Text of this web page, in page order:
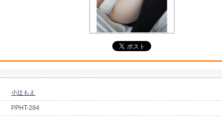
小辻もえ
PPHT-284